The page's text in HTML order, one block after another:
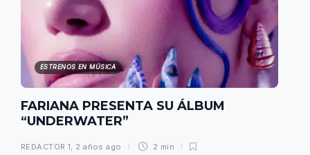
ESTRENOS EN MÚSICA
FARIANA PRESENTA SU ÁLBUM
“UNDERWATER”
REDACTOR 1 2 años ago 2 min